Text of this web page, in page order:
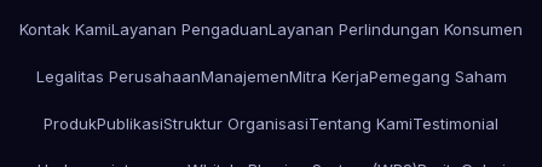
Kontak KamiLayanan PengaduanLayanan Perlindungan Konsumen
Legalitas PerusahaanManajemenMitra KerjaPemegang Saham
ProdukPublikasiStruktur OrganisasiTentang KamiTestimonial